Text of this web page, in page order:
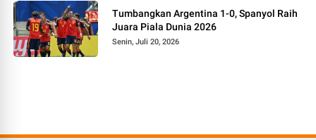
Tumbangkan Argentina 1-0, Spanyol Raih
Juara Piala Dunia 2026
Senin, Juli 20, 2026